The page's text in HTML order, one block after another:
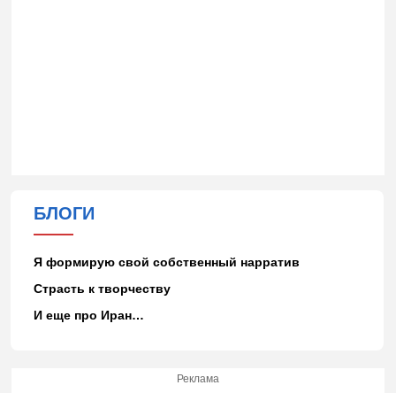
БЛОГИ
Я формирую свой собственный нарратив
Страсть к творчеству
И еще про Иран…
Реклама